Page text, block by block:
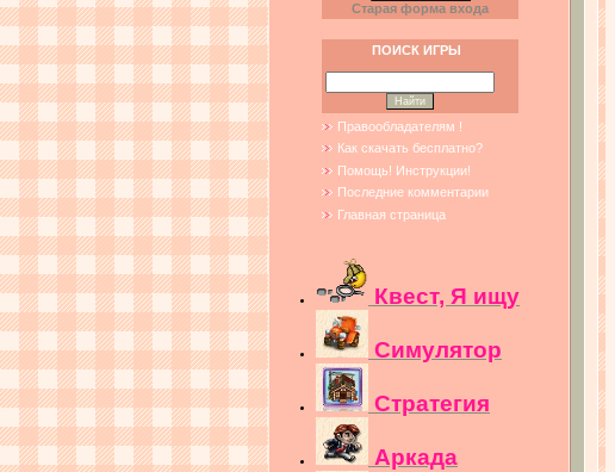
Старая форма входа
ПОИСК ИГРЫ
Правообладателям !
Как скачать бесплатно?
Помощь! Инструкции!
Последние комментарии
Главная страница
Квест, Я ищу
Симулятор
Стратегия
Аркада